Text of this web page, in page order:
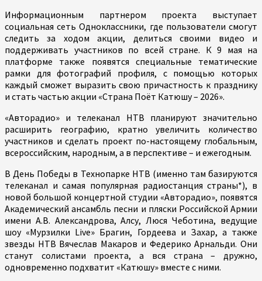
Информационным партнером проекта выступает
социальная сеть Одноклассники, где пользователи смогут
следить за ходом акции, делиться своими видео и
поддерживать участников по всей стране. К 9 мая на
платформе также появятся специальные тематические
рамки для фотографий профиля, с помощью которых
каждый сможет выразить свою причастность к празднику
и стать частью акции «Страна Поёт Катюшу – 2026».
«Авторадио» и телеканал НТВ планируют значительно
расширить географию, кратно увеличить количество
участников и сделать проект по-настоящему глобальным,
всероссийским, народным, а в перспективе – и ежегодным.
В День Победы в Технопарке НТВ (именно там базируются
телеканал и самая популярная радиостанция страны*), в
новой большой концертной студии «Авторадио», появятся
Академический ансамбль песни и пляски Российской Армии
имени А.В. Александрова, Алсу, Люся Чеботина, ведущие
шоу «Мурзилки Live» Брагин, Гордеева и Захар, а также
звезды НТВ Вячеслав Макаров и Федерико Арнальди. Они
станут солистами проекта, а вся страна – дружно,
одновременно подхватит «Катюшу» вместе с ними.